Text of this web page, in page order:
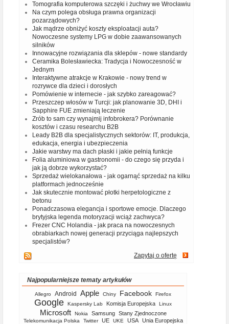
Tomografia komputerowa szczęki i żuchwy we Wrocławiu
Na czym polega obsługa prawna organizacji
pozarządowych?
Jak mądrze obniżyć koszty eksploatacji auta?
Nowoczesne systemy LPG w dobie zaawansowanych
silników
Innowacyjne rozwiązania dla sklepów - nowe standardy
Ceramika Bolesławiecka: Tradycja i Nowoczesność w
Jednym
Interaktywne atrakcje w Krakowie - nowy trend w
rozrywce dla dzieci i dorosłych
Pomówienie w internecie - jak szybko zareagować?
Przeszczep włosów w Turcji: jak planowanie 3D, DHI i
Sapphire FUE zmieniają leczenie
Zrób to sam czy wynajmij infobrokera? Porównanie
kosztów i czasu researchu B2B
Leady B2B dla specjalistycznych sektorów: IT, produkcja,
edukacja, energia i ubezpieczenia
Jakie warstwy ma dach płaski i jakie pełnią funkcje
Folia aluminiowa w gastronomii - do czego się przyda i
jak ją dobrze wykorzystać?
Sprzedaż wielokanałowa - jak ogarnąć sprzedaż na kilku
platformach jednocześnie
Jak skutecznie montować płotki herpetologiczne z
betonu
Ponadczasowa elegancja i sportowe emocje. Dlaczego
brytyjska legenda motoryzacji wciąż zachwyca?
Frezer CNC Holandia - jak praca na nowoczesnych
obrabiarkach nowej generacji przyciąga najlepszych
specjalistów?
Zapytaj o ofertę
Najpopularniejsze tematy artykułów
Allegro Android Apple Chiny Facebook Firefox
Google Kaspersky Lab Komisja Europejska Linux
Microsoft Nokia Samsung Stany Zjednoczone
Telekomunikacja Polska Twitter UE UKE USA Unia Europejska